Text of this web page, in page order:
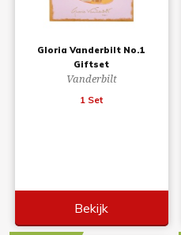
Gloria Vanderbilt No.1
Giftset
Vanderbilt
1 Set
Bekijk